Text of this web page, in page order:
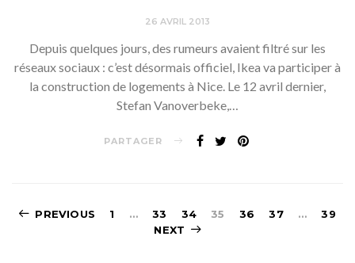
26 AVRIL 2013
Depuis quelques jours, des rumeurs avaient filtré sur les
réseaux sociaux : c’est désormais officiel, Ikea va participer à
la construction de logements à Nice. Le 12 avril dernier,
Stefan Vanoverbeke,…
PARTAGER
Navigation
PREVIOUS 1 … 33 34 35 36 37 …
39
NEXT